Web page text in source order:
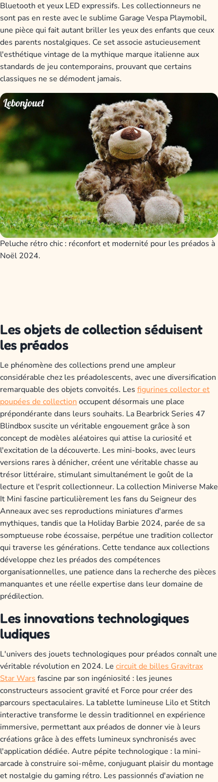
Bluetooth et yeux LED expressifs. Les collectionneurs ne
sont pas en reste avec le sublime Garage Vespa Playmobil,
une pièce qui fait autant briller les yeux des enfants que ceux
des parents nostalgiques. Ce set associe astucieusement
l'esthétique vintage de la mythique marque italienne aux
standards de jeu contemporains, prouvant que certains
classiques ne se démodent jamais.
Peluche rétro chic : réconfort et modernité pour les préados à
Noël 2024.
Les objets de collection séduisent
les préados
Le phénomène des collections prend une ampleur
considérable chez les préadolescents, avec une diversification
remarquable des objets convoités. Les figurines collector et
poupées de collection occupent désormais une place
prépondérante dans leurs souhaits. La Bearbrick Series 47
Blindbox suscite un véritable engouement grâce à son
concept de modèles aléatoires qui attise la curiosité et
l'excitation de la découverte. Les mini-books, avec leurs
versions rares à dénicher, créent une véritable chasse au
trésor littéraire, stimulant simultanément le goût de la
lecture et l'esprit collectionneur. La collection Miniverse Make
It Mini fascine particulièrement les fans du Seigneur des
Anneaux avec ses reproductions miniatures d'armes
mythiques, tandis que la Holiday Barbie 2024, parée de sa
somptueuse robe écossaise, perpétue une tradition collector
qui traverse les générations. Cette tendance aux collections
développe chez les préados des compétences
organisationnelles, une patience dans la recherche des pièces
manquantes et une réelle expertise dans leur domaine de
prédilection.
Les innovations technologiques
ludiques
L'univers des jouets technologiques pour préados connaît une
véritable révolution en 2024. Le circuit de billes Gravitrax
Star Wars fascine par son ingéniosité : les jeunes
constructeurs associent gravité et Force pour créer des
parcours spectaculaires. La tablette lumineuse Lilo et Stitch
interactive transforme le dessin traditionnel en expérience
immersive, permettant aux préados de donner vie à leurs
créations grâce à des effets lumineux synchronisés avec
l'application dédiée. Autre pépite technologique : la mini-
arcade à construire soi-même, conjuguant plaisir du montage
et nostalgie du gaming rétro. Les passionnés d'aviation ne